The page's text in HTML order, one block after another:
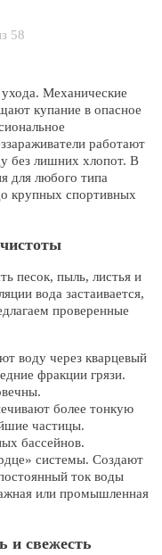
58
Механические
купание в опасное
работают
без лишних хлопот. В
для любого типа
крупных спортивных
песок, пыль, листья и
вода застаивается,
проверенные
воду через кварцевый
фракции грязи.
более тонкую
частицы.
бассейнов.
системы. Создают
ток воды
или промышленная
и свежесть